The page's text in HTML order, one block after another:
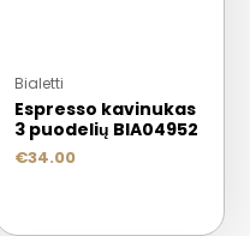
Bialetti
Espresso kavinukas
3 puodelių BIA04952
€34.00